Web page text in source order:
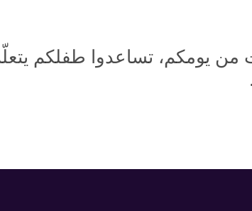
يومكم، تساعدوا طفلكم